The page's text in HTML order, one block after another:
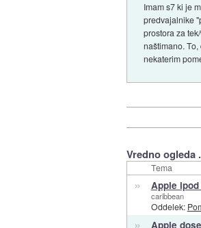
Imam s7 ki je
predvajalnike
prostora za
naštimano.
nekaterim
Vredno ogleda
Tema
» Apple
caribbean
Oddelek:
» Apple